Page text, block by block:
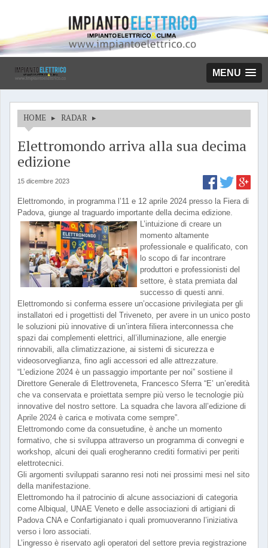
MENU
HOME ▸ RADAR ▸
Elettromondo arriva alla sua decima
edizione
15 dicembre 2023
Elettromondo, in programma l’11 e 12 aprile 2024 presso la Fiera di
Padova, giunge al traguardo importante della decima edizione.
L’intuizione di creare un
momento altamente
professionale e qualificato, con
lo scopo di far incontrare
produttori e professionisti del
settore, è stata premiata dal
successo di questi anni.
Elettromondo si conferma essere un’occasione privilegiata per gli
installatori ed i progettisti del Triveneto, per avere in un unico posto
le soluzioni più innovative di un’intera filiera interconnessa che
spazi dai complementi elettrici, all’illuminazione, alle energie
rinnovabili, alla climatizzazione, ai sistemi di sicurezza e
videosorveglianza, fino agli accessori ed alle attrezzature.
“L’edizione 2024 è un passaggio importante per noi” sostiene il
Direttore Generale di Elettroveneta, Francesco Sferra “E’ un’eredità
che va conservata e proiettata sempre più verso le tecnologie più
innovative del nostro settore. La squadra che lavora all’edizione di
Aprile 2024 è carica e motivata come sempre”.
Elettromondo come da consuetudine, è anche un momento
formativo, che si sviluppa attraverso un programma di convegni e
workshop, alcuni dei quali erogheranno crediti formativi per periti
elettrotecnici.
Gli argomenti sviluppati saranno resi noti nei prossimi mesi nel sito
della manifestazione.
Elettromondo ha il patrocinio di alcune associazioni di categoria
come Albiqual, UNAE Veneto e delle associazioni di artigiani di
Padova CNA e Confartigianato i quali promuoveranno l’iniziativa
verso i loro associati.
L’ingresso è riservato agli operatori del settore previa registrazione